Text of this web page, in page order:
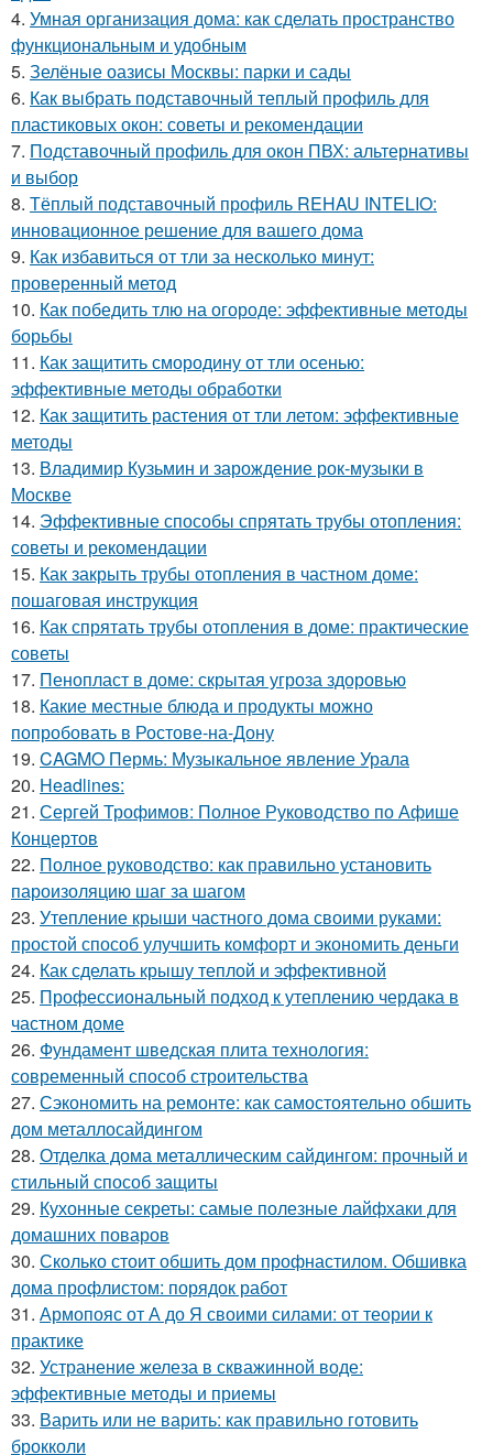
4. Умная организация дома: как сделать пространство
функциональным и удобным
5. Зелёные оазисы Москвы: парки и сады
6. Как выбрать подставочный теплый профиль для
пластиковых окон: советы и рекомендации
7. Подставочный профиль для окон ПВХ: альтернативы
и выбор
8. Тёплый подставочный профиль REHAU INTELIO:
инновационное решение для вашего дома
9. Как избавиться от тли за несколько минут:
проверенный метод
10. Как победить тлю на огороде: эффективные методы
борьбы
11. Как защитить смородину от тли осенью:
эффективные методы обработки
12. Как защитить растения от тли летом: эффективные
методы
13. Владимир Кузьмин и зарождение рок-музыки в
Москве
14. Эффективные способы спрятать трубы отопления:
советы и рекомендации
15. Как закрыть трубы отопления в частном доме:
пошаговая инструкция
16. Как спрятать трубы отопления в доме: практические
советы
17. Пенопласт в доме: скрытая угроза здоровью
18. Какие местные блюда и продукты можно
попробовать в Ростове-на-Дону
19. CAGMO Пермь: Музыкальное явление Урала
20. Headlines:
21. Сергей Трофимов: Полное Руководство по Афише
Концертов
22. Полное руководство: как правильно установить
пароизоляцию шаг за шагом
23. Утепление крыши частного дома своими руками:
простой способ улучшить комфорт и экономить деньги
24. Как сделать крышу теплой и эффективной
25. Профессиональный подход к утеплению чердака в
частном доме
26. Фундамент шведская плита технология:
современный способ строительства
27. Сэкономить на ремонте: как самостоятельно обшить
дом металлосайдингом
28. Отделка дома металлическим сайдингом: прочный и
стильный способ защиты
29. Кухонные секреты: самые полезные лайфхаки для
домашних поваров
30. Сколько стоит обшить дом профнастилом. Обшивка
дома профлистом: порядок работ
31. Армопояс от А до Я своими силами: от теории к
практике
32. Устранение железа в скважинной воде:
эффективные методы и приемы
33. Варить или не варить: как правильно готовить
брокколи